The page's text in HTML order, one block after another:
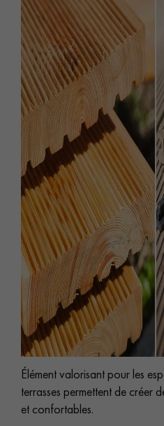
PARQUET VIEILLI
PARQUET LAMES LARGES XXL
ACCESSOIRES PARQUET
D'INTÉRIEUR
Nos conseillers
0805
VOUS AVEZ
Nos experts sont à votre
pas dans le choix et la
Un expert Décoplus
Élément valorisant pour les
terrasses permettent de créer
et confortables.